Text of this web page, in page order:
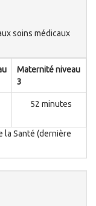
soins médicaux
Maternité niveau
3
52 minutes
la Santé (dernière